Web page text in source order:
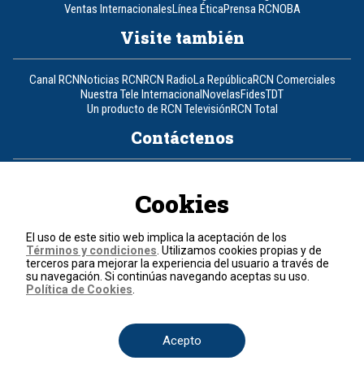
Ventas InternacionalesLínea ÉticaPrensa RCNOBA
Visite también
Canal RCNNoticias RCNRCN RadioLa RepúblicaRCN Comerciales
Nuestra Tele InternacionalNovelasFidesTDT
Un producto de RCN TelevisiónRCN Total
Contáctenos
Política de cookies
Términos y condiciones
© 2026, RCN Medios.
Todos los derechos reservados.
Cookies
El uso de este sitio web implica la aceptación de los
Términos y condiciones . Utilizamos cookies propias y de
terceros para mejorar la experiencia del usuario a través de
su navegación. Si continúas navegando aceptas su uso.
Política de Cookies
Acepto